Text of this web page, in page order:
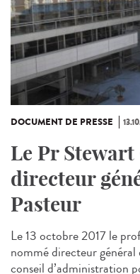
DOCUMENT DE PRESSE
Le Pr
directeur
Pasteur
Le 13 octobre 2017 le
nommé directeur général
conseil d’administration